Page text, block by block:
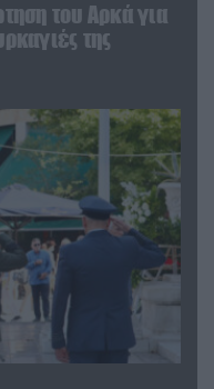
του Αρκά για
της